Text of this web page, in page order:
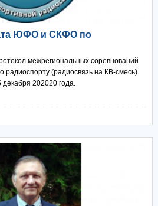
ЮФО и СКФО по
межрегиональных соревнований
(радиосвязь на КВ-смесь).
202020 года.